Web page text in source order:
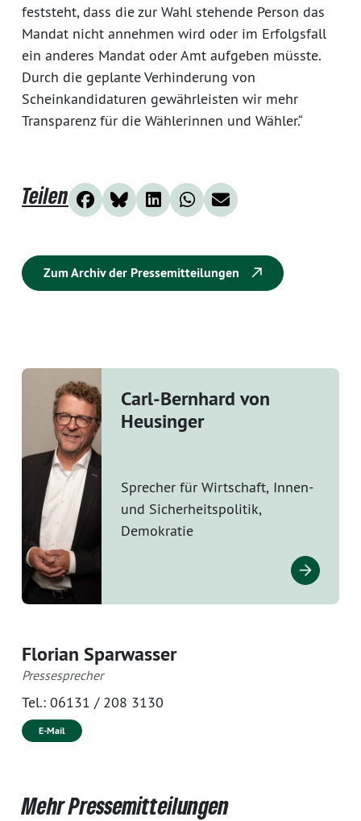
feststeht, dass die zur Wahl stehende Person das
Mandat nicht annehmen wird oder im Erfolgsfall
ein anderes Mandat oder Amt aufgeben müsste.
Durch die geplante Verhinderung von
Scheinkandidaturen gewährleisten wir mehr
Transparenz für die Wählerinnen und Wähler.“
Teilen
Zum Archiv der Pressemitteilungen
Carl-Bernhard von
Heusinger
Sprecher für Wirtschaft, Innen-
und Sicherheitspolitik,
Demokratie
Florian Sparwasser
Pressesprecher
Tel.: 06131 / 208 3130
E-Mail
Mehr Pressemitteilungen